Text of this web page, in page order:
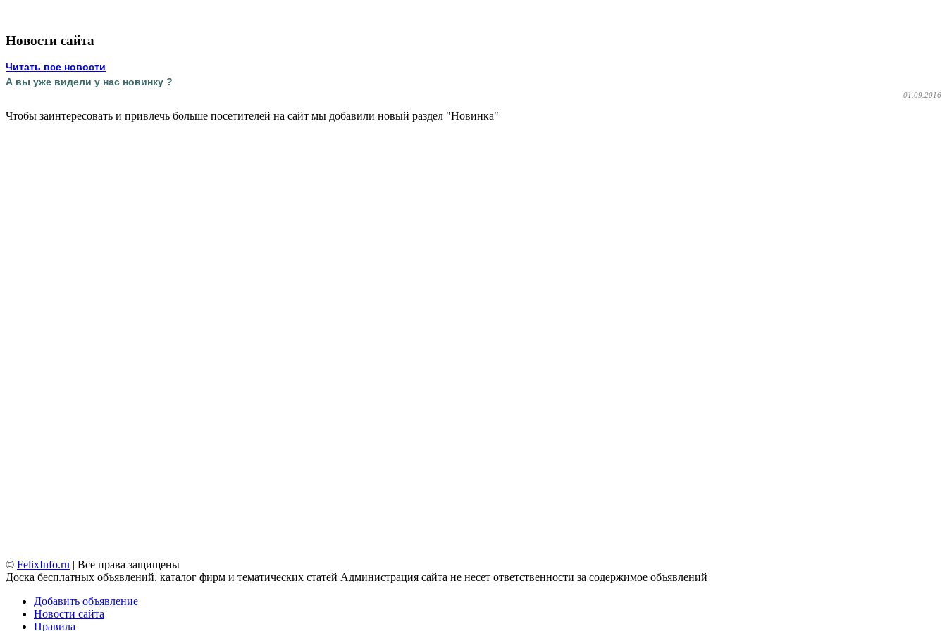
Новости сайта
Читать все новости
А вы уже видели у нас новинку ?
01.09.2016
Чтобы заинтересовать и привлечь больше посетителей на сайт мы добавили новый раздел "Новинка"
© FelixInfo.ru | Все права защищены
Доска бесплатных объявлений, каталог фирм и тематических статей Администрация сайта не несет ответственности за содержимое объявлений
Добавить объявление
Новости сайта
Правила